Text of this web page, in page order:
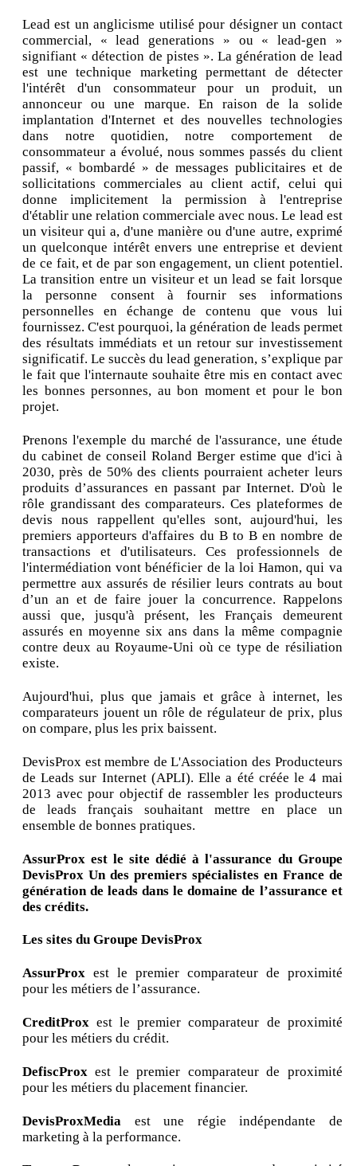
Lead est un anglicisme utilisé pour désigner un contact
commercial, « lead generations » ou « lead-gen »
signifiant « détection de pistes ». La génération de lead
est une technique marketing permettant de détecter
l'intérêt d'un consommateur pour un produit, un
annonceur ou une marque. En raison de la solide
implantation d'Internet et des nouvelles technologies
dans notre quotidien, notre comportement de
consommateur a évolué, nous sommes passés du client
passif, « bombardé » de messages publicitaires et de
sollicitations commerciales au client actif, celui qui
donne implicitement la permission à l'entreprise
d'établir une relation commerciale avec nous. Le lead est
un visiteur qui a, d'une manière ou d'une autre, exprimé
un quelconque intérêt envers une entreprise et devient
de ce fait, et de par son engagement, un client potentiel.
La transition entre un visiteur et un lead se fait lorsque
la personne consent à fournir ses informations
personnelles en échange de contenu que vous lui
fournissez. C'est pourquoi, la génération de leads permet
des résultats immédiats et un retour sur investissement
significatif. Le succès du lead generation, s’explique par
le fait que l'internaute souhaite être mis en contact avec
les bonnes personnes, au bon moment et pour le bon
projet.
Prenons l'exemple du marché de l'assurance, une étude
du cabinet de conseil Roland Berger estime que d'ici à
2030, près de 50% des clients pourraient acheter leurs
produits d’assurances en passant par Internet. D'où le
rôle grandissant des comparateurs. Ces plateformes de
devis nous rappellent qu'elles sont, aujourd'hui, les
premiers apporteurs d'affaires du B to B en nombre de
transactions et d'utilisateurs. Ces professionnels de
l'intermédiation vont bénéficier de la loi Hamon, qui va
permettre aux assurés de résilier leurs contrats au bout
d’un an et de faire jouer la concurrence. Rappelons
aussi que, jusqu'à présent, les Français demeurent
assurés en moyenne six ans dans la même compagnie
contre deux au Royaume-Uni où ce type de résiliation
existe.
Aujourd'hui, plus que jamais et grâce à internet, les
comparateurs jouent un rôle de régulateur de prix, plus
on compare, plus les prix baissent.
DevisProx est membre de L'Association des Producteurs
de Leads sur Internet (APLI). Elle a été créée le 4 mai
2013 avec pour objectif de rassembler les producteurs
de leads français souhaitant mettre en place un
ensemble de bonnes pratiques.
AssurProx est le site dédié à l'assurance du Groupe
DevisProx Un des premiers spécialistes en France de
génération de leads dans le domaine de l’assurance et
des crédits.
Les sites du Groupe DevisProx
AssurProx est le premier comparateur de proximité
pour les métiers de l’assurance.
CreditProx est le premier comparateur de proximité
pour les métiers du crédit.
DefiscProx est le premier comparateur de proximité
pour les métiers du placement financier.
DevisProxMedia est une régie indépendante de
marketing à la performance.